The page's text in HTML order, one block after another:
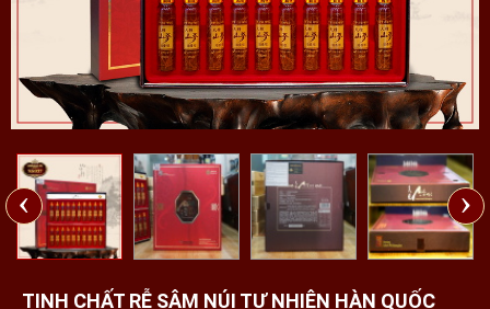
‹ ›
TINH CHẤT RỄ SÂM NÚI TỰ NHIÊN HÀN QUỐC